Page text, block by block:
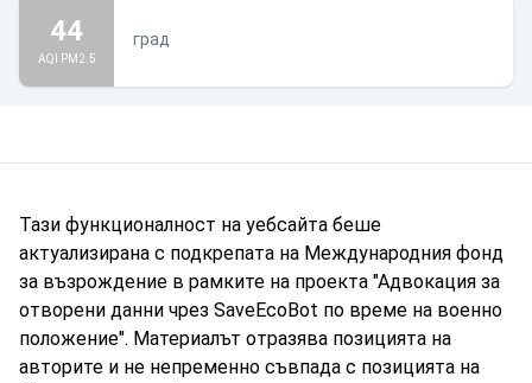
44
AQI PM2.5
град
Тази функционалност на уебсайта беше
актуализирана с подкрепата на Международния фонд
за възрождение в рамките на проекта "Адвокация за
отворени данни чрез SaveEcoBot по време на военно
положение". Материалът отразява позицията на
авторите и не непременно съвпада с позицията на